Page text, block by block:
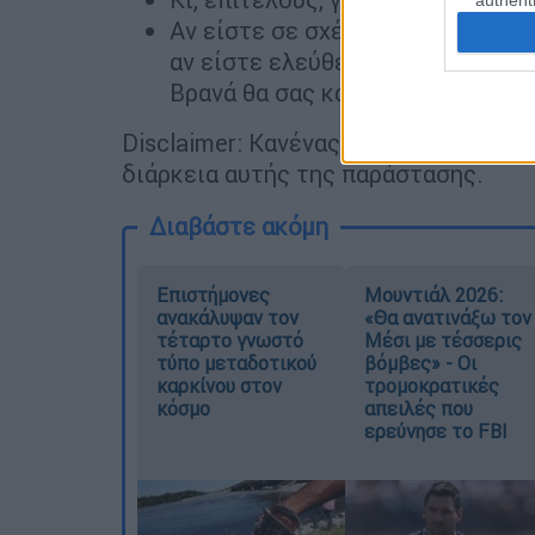
Αν είστε σε σχέση ή και όχι. Αν
αν είστε ελεύθεροι κι ωραίες,
Βρανά θα σας καλύψει ΟΛΟΥΣ.
Disclaimer: Κανένας ερωτευμένος
διάρκεια αυτής της παράστασης.
Διαβάστε ακόμη
Επιστήμονες
ανακάλυψαν τον
τέταρτο γνωστό
τύπο μεταδοτικού
καρκίνου στον
κόσμο
Μουντιάλ 2026:
«Θα ανατινάξω τον
Μέσι με τέσσερις
βόμβες» - Οι
τρομοκρατικές
απειλές που
ερεύνησε το FBI